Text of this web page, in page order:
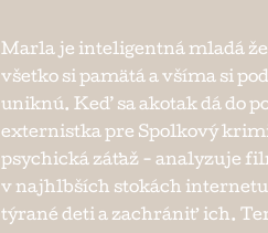
Marla je inteligentná mladá
všetko si pamätá a všíma si
uniknú. Keď sa akotak dá do
externistka pre Spolkový
psychická záťaž - analyzuje
v najhlbších stokách
týrané deti a zachrániť ich.